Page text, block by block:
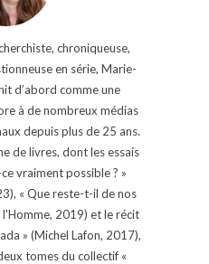
chroniqueuse,
en série, Marie-
d’abord comme une
à de nombreux médias
depuis plus de 25 ans.
de livres, dont les essais
vraiment possible ? »
« Que reste-t-il de nos
l'Homme, 2019) et le récit
» (Michel Lafon, 2017),
tomes du collectif «